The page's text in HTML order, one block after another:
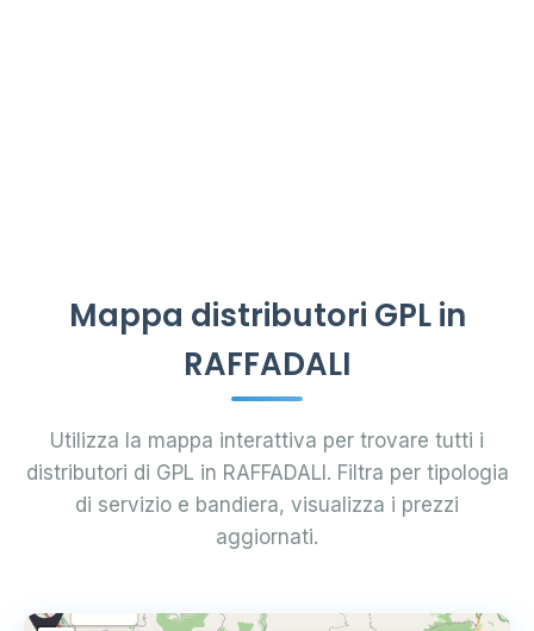
Mappa distributori GPL in
RAFFADALI
Utilizza la mappa interattiva per trovare tutti i
distributori di GPL in RAFFADALI. Filtra per tipologia
di servizio e bandiera, visualizza i prezzi
aggiornati.